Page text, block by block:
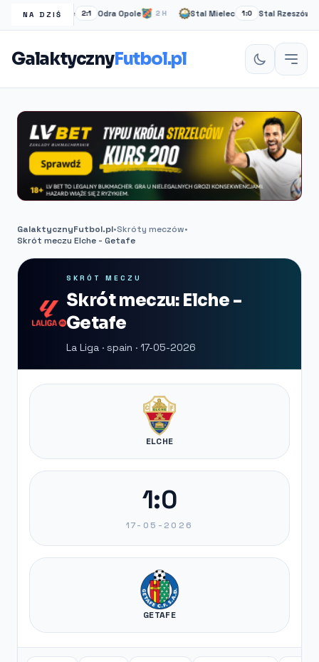
NA DZIŚ
Niepołomice 2:1 Odra Opole 2H Stal Mielec 1:0 Stal Rzeszów
GalaktycznyFutbol.pl
GalaktycznyFutbol.pl•Skróty meczów•
Skrót meczu Elche - Getafe
SKRÓT MECZU
Skrót meczu: Elche -
Getafe
La Liga · spain · 17-05-2026
ELCHE
1:0
17-05-2026
GETAFE